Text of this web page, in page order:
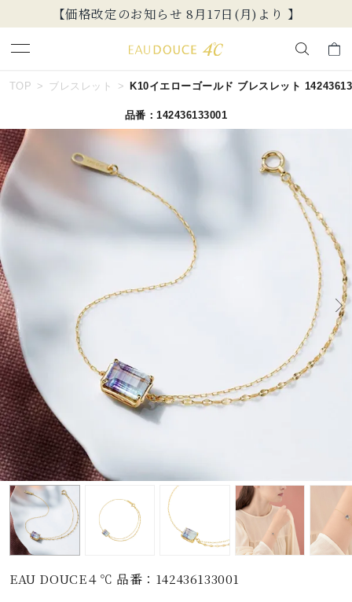
【価格改定のお知らせ 8月17日(月)より 】
キーワードで検索する
人気検索キーワード
#summer #ダイヤモンド ネックレス
#くまのプーさん #エタニティ
EAU DOUCE４℃
カテゴリー すべてのジュエリー
素材
カラー
誕生石
モチーフ
石の色
TOP ブレスレット K10イエローゴールド ブレスレット
品番：142436133001
EAU DOUCE４℃ 品番：142436133001